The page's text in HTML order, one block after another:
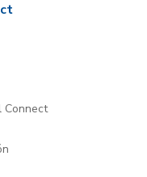
Connect